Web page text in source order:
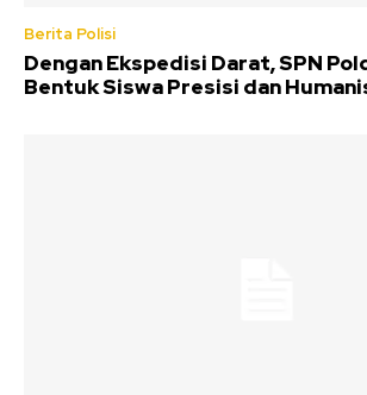
Berita Polisi
Dengan Ekspedisi Darat, SPN
Bentuk Siswa Presisi dan